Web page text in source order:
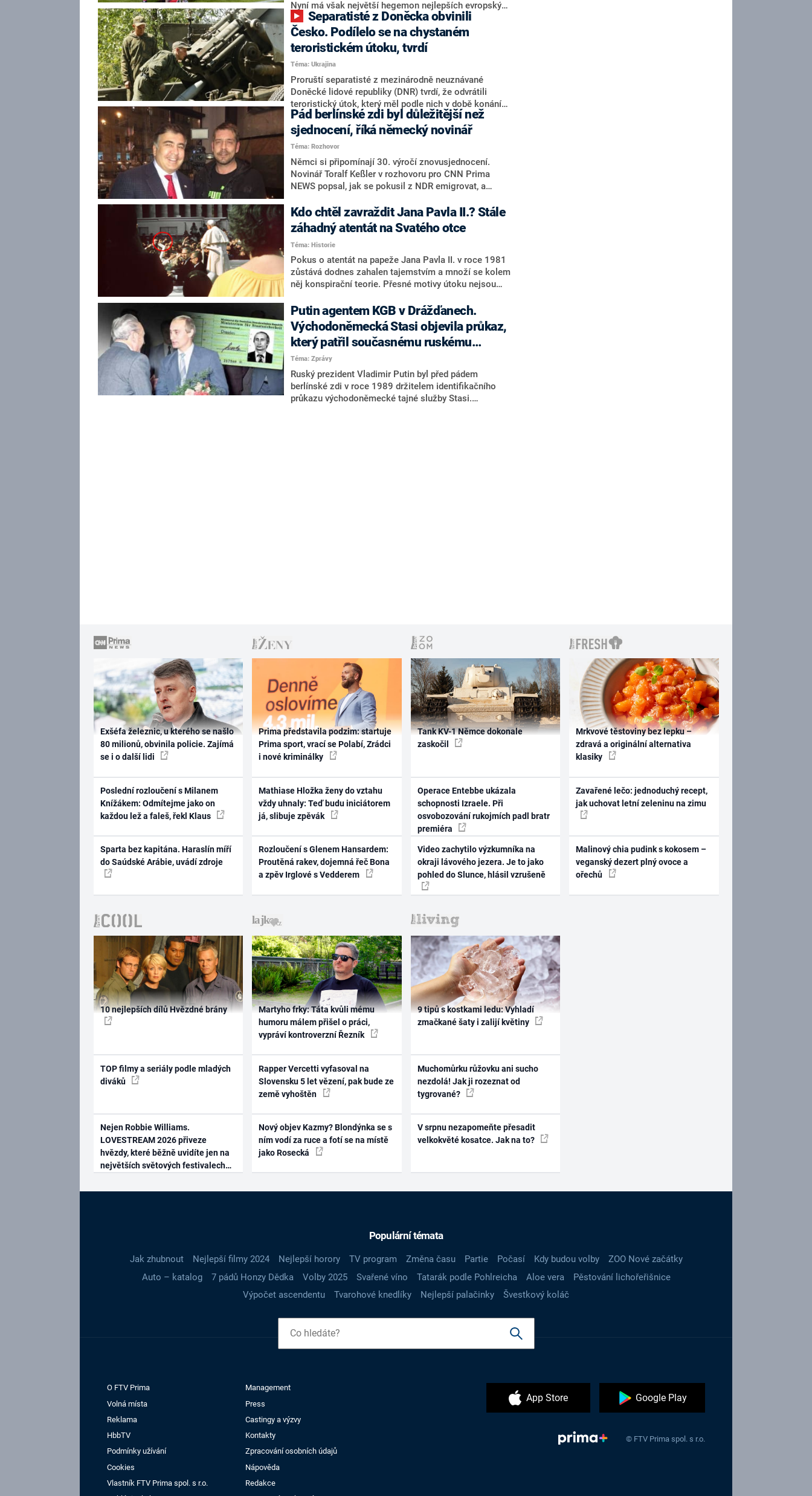
Nyní má však největší hegemon nejlepších evropských
fotbalových soutěží více vážných vyzyvatelů, jednoho i
z ranku „velmi nečekaných“. I podle oddaného
fanouška bavorského mančaftu a známého trenéra
Františka Straky bundesliga oživení potřebovala.
Zvlášť když se o něj stará především Union Berlín, pro
který by se fanoušci rozkrájeli. Nebo by pro něj
minimálně prodali svoji krev.
Česko. Podílelo se na chystaném
teroristickém útoku, tvrdí
Téma: Ukrajina
Proruští separatisté z mezinárodně neuznávané
Doněcké lidové republiky (DNR) tvrdí, že odvrátili
teroristický útok, který měl podle nich v době konání
připravovaného referenda o připojení DNR k Rusku
spáchat Ukrajinec vycvičený v České republice. Uvedla
to v úterý ruská státní agentura TASS.
Pád berlínské zdi byl důležitější než
sjednocení, říká německý novinář
Téma: Rozhovor
Němci si připomínají 30. výročí znovusjednocení.
Novinář Toralf Keßler v rozhovoru pro CNN Prima
NEWS popsal, jak se pokusil z NDR emigrovat, a
daleko důležitější než samotné sjednocení.
Kdo chtěl zavraždit Jana Pavla II.? Stále
záhadný atentát na Svatého otce
Téma: Historie
Pokus o atentát na papeže Jana Pavla II. v roce 1981
zůstává dodnes zahalen tajemstvím a množí se kolem
něj konspirační teorie. Přesné motivy útoku nejsou
událostí, které ovlivnily historický vývoj konce
minulého století.
Putin agentem KGB v Drážďanech.
Východoněmecká Stasi objevila průkaz,
který patřil současnému ruskému
prezidentovi
Téma: Zprávy
Ruský prezident Vladimir Putin byl před pádem
berlínské zdi v roce 1989 držitelem identifikačního
průkazu východoněmecké tajné služby Stasi.
Exšéfa železnic, u kterého se našlo
80 milionů, obvinila policie. Zajímá
se i o další lidi
Poslední rozloučení s Milanem
Knížákem: Odmítejme jako on
každou lež a faleš, řekl Klaus
Sparta bez kapitána. Haraslín míří
do Saúdské Arábie, uvádí zdroje
Prima představila podzim: startuje
Prima sport, vrací se Polabí, Zrádci
i nové kriminálky
Mathiase Hložka ženy do vztahu
vždy uhnaly: Teď budu iniciátorem
já, slibuje zpěvák
Rozloučení s Glenem Hansardem:
Proutěná rakev, dojemná řeč Bona
a zpěv Irglové s Vedderem
Tank KV-1 Němce dokonale
zaskočil
Operace Entebbe ukázala
schopnosti Izraele. Při
osvobozování rukojmích padl bratr
premiéra
Video zachytilo výzkumníka na
okraji lávového jezera. Je to jako
pohled do Slunce, hlásil vzrušeně
Mrkvové těstoviny bez lepku –
zdravá a originální alternativa
klasiky
Zavařené lečo: jednoduchý recept,
jak uchovat letní zeleninu na zimu
Malinový chia pudink s kokosem –
veganský dezert plný ovoce a
ořechů
10 nejlepších dílů Hvězdné brány
TOP filmy a seriály podle mladých
diváků
Nejen Robbie Williams.
LOVESTREAM 2026 přiveze
hvězdy, které běžně uvidíte jen na
největších světových festivalech
Martyho frky: Táta kvůli mému
humoru málem přišel o práci,
vypráví kontroverzní Řezník
Rapper Vercetti vyfasoval na
Slovensku 5 let vězení, pak bude ze
země vyhoštěn
Nový objev Kazmy? Blondýnka se s
ním vodí za ruce a fotí se na místě
jako Rosecká
9 tipů s kostkami ledu: Vyhladí
zmačkané šaty i zalijí květiny
Muchomůrku růžovku ani sucho
nezdolá! Jak ji rozeznat od
tygrované?
V srpnu nezapomeňte přesadit
velkokvěté kosatce. Jak na to?
Populární témata
Jak zhubnout Nejlepší filmy 2024 Nejlepší horory TV program Změna času Partie Počasí Kdy budou volby
ZOO Nové začátky
Auto – katalog
7 pádů Honzy Dědka Volby 2025 Svařené víno Tatarák podle Pohlreicha Aloe vera
Pěstování lichořeřišnice
Výpočet ascendentu
Tvarohové knedlíky Nejlepší palačinky Švestkový koláč
O FTV Prima
Management
Volná místa
Press
Reklama
Castingy a výzvy
HbbTV
Kontakty
Podmínky užívání
Zpracování osobních údajů
Cookies
Nápověda
Vlastník FTV Prima spol. s r.o.
Redakce
App Store Google Play
© FTV Prima spol. s r.o.